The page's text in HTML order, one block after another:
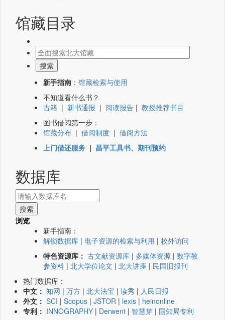
馆藏目录
新手指南 ： 馆藏检索与使用
不知道看什么书？
古籍 | 新书通报 | 阅读报告 | 教授推荐书目
图书借阅第一步：
馆藏分布 | 借阅制度 | 借阅方法
上门借还服务 | 昌平工具书、期刊预约
数据库
浏览
新手指南：
解锁数据库 | 电子资源的检索与利用 | 校外访问
特色资源库： 古文献资源库 | 多媒体资源 | 数字教
参资料 | 北大学位论文 | 北大讲座 | 民国旧报刊
热门数据库：
中文： 知网 | 万方 | 北大法宝 | 读秀 | 人民日报
外文： SCI | Scopus | JSTOR | lexis | heinonline
专利： INNOGRAPHY | Derwent | 智慧芽 | 国知局专利